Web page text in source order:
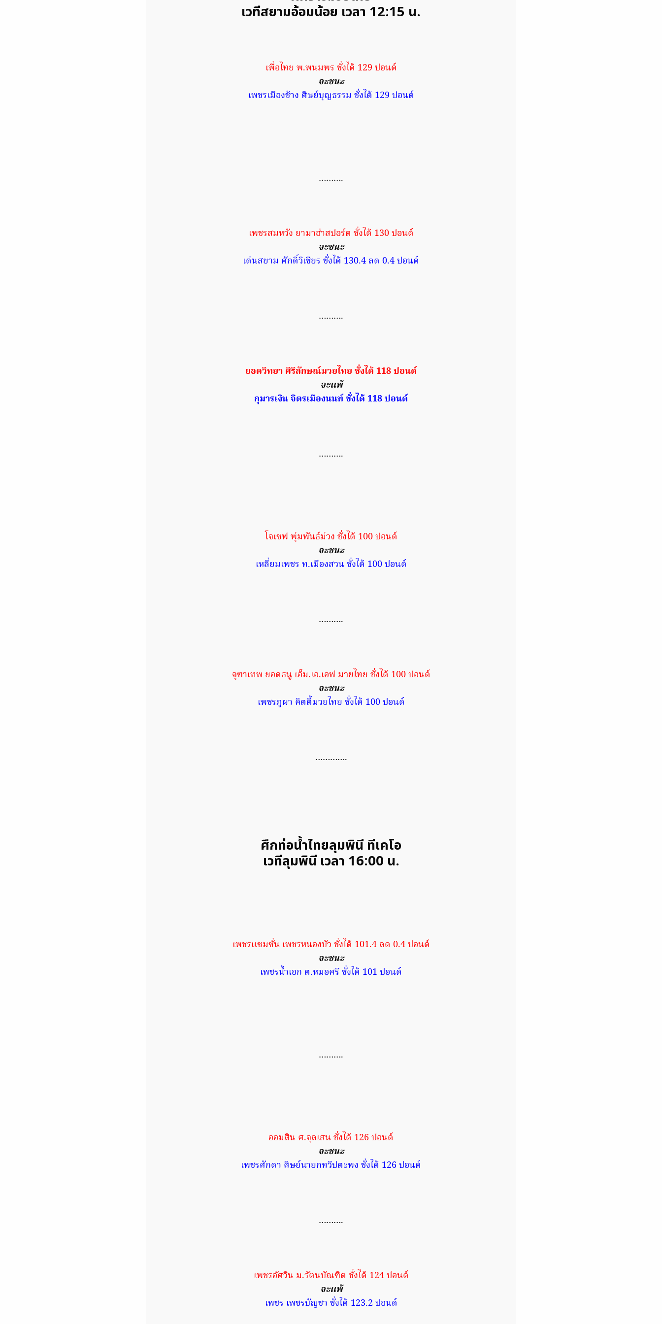
เวทีสยามอ้อมน้อย เวลา 12:15 น.
เพื่อไทย พ.พนมพร ชั่งได้ 129 ปอนด์
จะชนะ
เพชรเมืองช้าง ศิษย์บุญธรรม ชั่งได้ 129 ปอนด์
……….
เพชรสมหวัง ยามาฮ่าสปอร์ต ชั่งได้ 130 ปอนด์
จะชนะ
เด่นสยาม ศักดิ์วิเชียร ชั่งได้ 130.4 ลด 0.4 ปอนด์
……….
ยอดวิทยา ศิริลักษณ์มวยไทย ชั่งได้ 118 ปอนด์
จะแพ้
กุมารเงิน จิตรเมืองนนท์ ชั่งได้ 118 ปอนด์
……….
โจเซฟ พุ่มพันธ์ม่วง ชั่งได้ 100 ปอนด์
จะชนะ
เหลี่ยมเพชร ท.เมืองสวน ชั่งได้ 100 ปอนด์
……….
จุฑาเทพ ยอดธนู เอ็ม.เอ.เอฟ มวยไทย ชั่งได้ 100 ปอนด์
จะชนะ
เพชรภูผา คิตตี้มวยไทย ชั่งได้ 100 ปอนด์
………….
ศึกท่อน้ำไทยลุมพินี ทีเคโอ
เวทีลุมพินี เวลา 16:00 น.
เพชรแซมซั่น เพชรหนองบัว ชั่งได้ 101.4 ลด 0.4 ปอนด์
จะชนะ
เพชรน้ำเอก ต.หมอศรี ชั่งได้ 101 ปอนด์
……….
ออมสิน ศ.จุลเสน ชั่งได้ 126 ปอนด์
จะชนะ
เพชรศักดา ศิษย์นายกทวีปตะพง ชั่งได้ 126 ปอนด์
……….
เพชรอัศวิน ม.รัตนบัณฑิต ชั่งได้ 124 ปอนด์
จะแพ้
เพชร เพชรบัญชา ชั่งได้ 123.2 ปอนด์